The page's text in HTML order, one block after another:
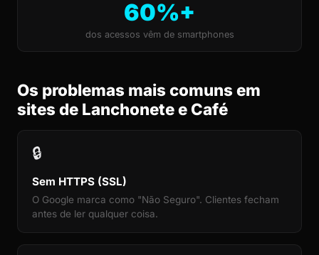
60%+
dos acessos vêm de smartphones
Os problemas mais comuns em
sites de Lanchonete e Café
🔒
Sem HTTPS (SSL)
O Google marca como "Não Seguro". Clientes fecham
antes de ler qualquer coisa.